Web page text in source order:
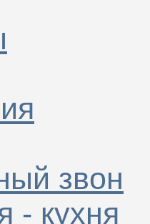
звон
- кухня